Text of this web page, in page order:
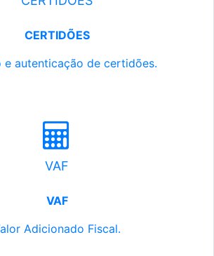
CERTIDÕES
e autenticação de certidões.
VAF
VAF
Adicionado Fiscal.